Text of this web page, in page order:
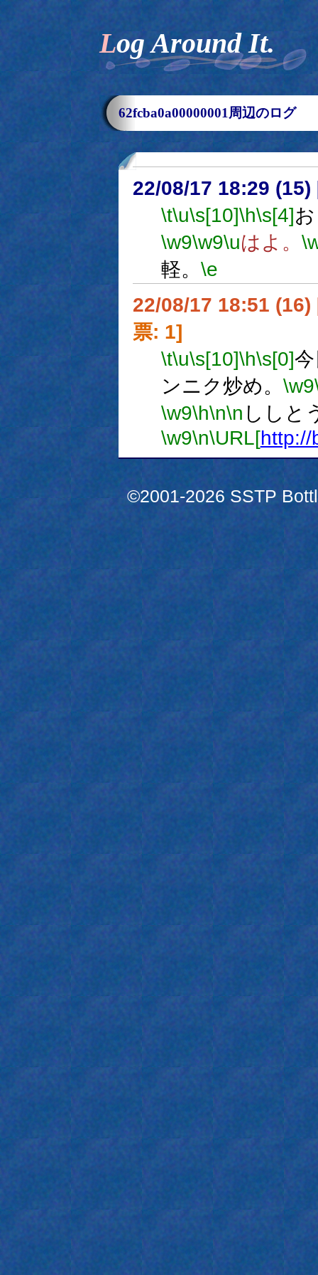
Log Around It.
62fcba0a00000001周辺のログ
22/08/17 18:29 (15)
\t\u\s[10]\h\s[4]
\w9\w9\uはよ。
軽。 \e
22/08/17 18:51 (16)
票: 1]
\t\u\s[10]\h\s[0]
ンニク炒め。 \w9
\w9\h\n\n ししと
\w9\n\URL[http://
©2001-2026 SSTP